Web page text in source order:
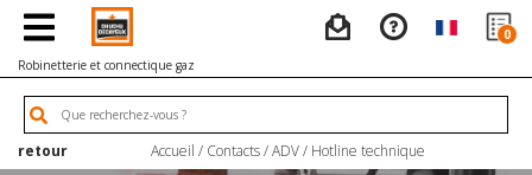
0
Robinetterie et connectique gaz
retour Accueil / Contacts /ADV / Hotline technique